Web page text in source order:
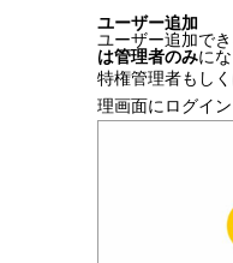
ユーザー追加
ユーザー追加でき
は管理者のみにな
特権管理者もし
理画面にログイン